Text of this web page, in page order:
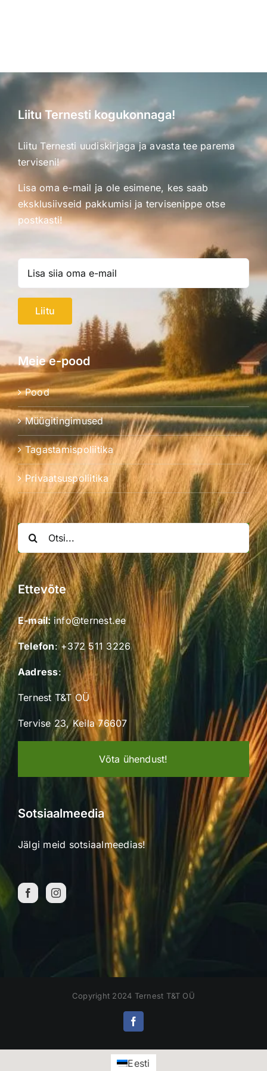
Liitu Ternesti kogukonnaga!
Liitu Ternesti uudiskirjaga ja avasta tee parema
terviseni!
Lisa oma e-mail ja ole esimene, kes saab
eksklusiivseid pakkumisi ja tervisenippe otse
postkasti!
Liitu
Meie e-pood
Pood
Müügitingimused
Tagastamispoliitika
Privaatsuspoliitika
Search
for:
Ettevõte
E-mail:info@ternest.ee
Telefon:+372 511 3226
Aadress:
Ternest T&T OÜ
Tervise 23, Keila 76607
Võta ühendust!
Sotsiaalmeedia
Jälgi meid sotsiaalmeedias!
Copyright 2024 Ternest T&T OÜ
Facebook
Eesti